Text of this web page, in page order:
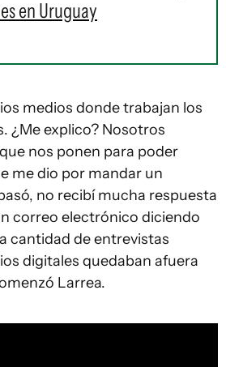
en Uruguay
medios donde trabajan los
¿Me explico? Nosotros
nos ponen para poder
me dio por mandar un
no recibí mucha respuesta
correo electrónico diciendo
cantidad de entrevistas
digitales quedaban afuera
Larrea.